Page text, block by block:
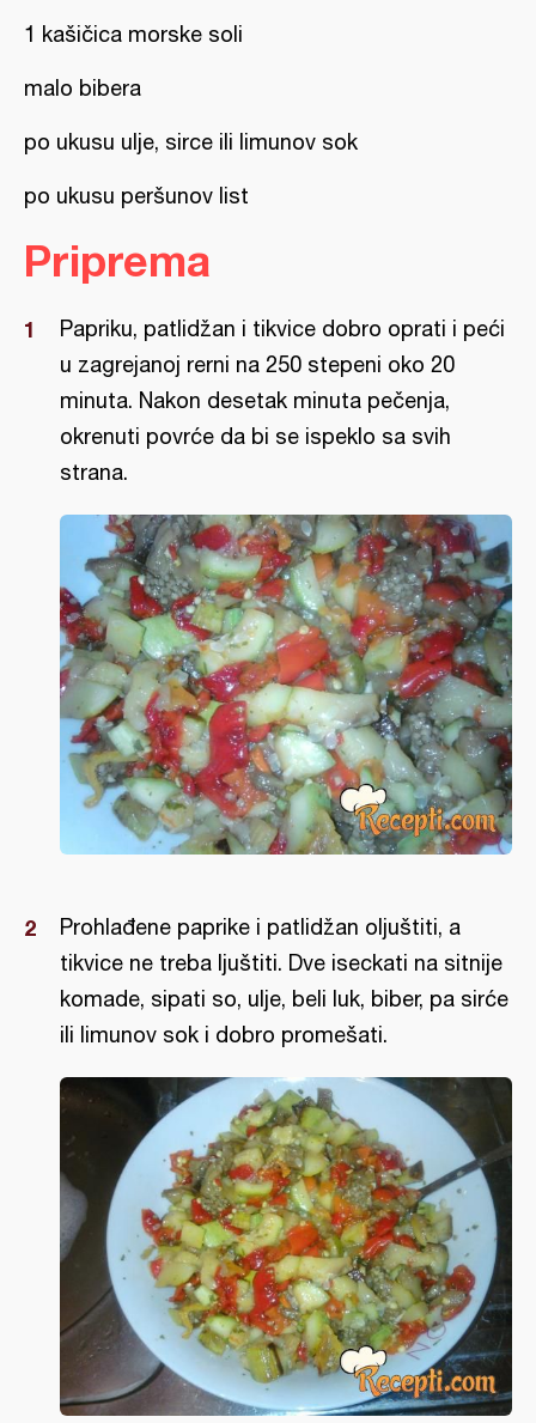
1 kašičica morske soli
malo bibera
po ukusu ulje, sirce ili limunov sok
po ukusu peršunov list
Priprema
Papriku, patlidžan i tikvice dobro oprati i peći
u zagrejanoj rerni na 250 stepeni oko 20
minuta. Nakon desetak minuta pečenja,
okrenuti povrće da bi se ispeklo sa svih
strana.
Prohlađene paprike i patlidžan oljuštiti, a
tikvice ne treba ljuštiti. Dve iseckati na sitnije
komade, sipati so, ulje, beli luk, biber, pa sirće
ili limunov sok i dobro promešati.